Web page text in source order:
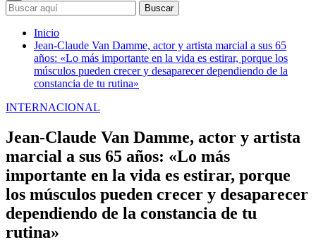
Buscar
Inicio
Jean-Claude Van Damme, actor y artista marcial a sus 65
años: «Lo más importante en la vida es estirar, porque los
músculos pueden crecer y desaparecer dependiendo de la
constancia de tu rutina»
INTERNACIONAL
Jean-Claude Van Damme, actor y artista
marcial a sus 65 años: «Lo más
importante en la vida es estirar, porque
los músculos pueden crecer y desaparecer
dependiendo de la constancia de tu
rutina»